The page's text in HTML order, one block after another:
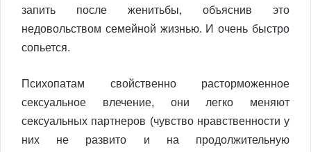
запить после женитьбы, объяснив это
недовольством семейной жизнью. И очень быстро
сопьется.
Психопатам свойственно расторможенное
сексуальное влечение, они легко меняют
сексуальных партнеров (чувство нравственности у
них не развито и на продолжительную